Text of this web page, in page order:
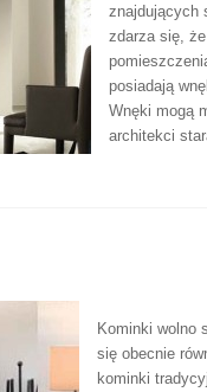
znajdujących
zdarza się,
posiadają
Wnęki mogą
architekci
Kominki wolno
się obecnie
kominki